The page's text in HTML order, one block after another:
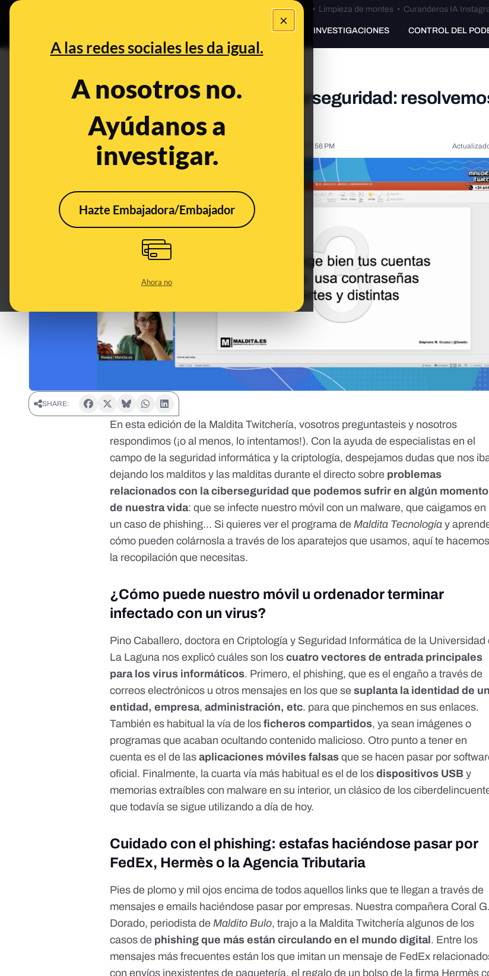
×
A las redes sociales les da igual.
A nosotros no.
Ayúdanos a
investigar.
Hazte Embajadora/Embajador
Ahora no
Bulos Ceuta • Limpieza de montes• Curanderos IA
PREBUNKING INVESTIGACIONES CONTROL DEL
Preguntas y respuestas sobre ciberseguridad:
un directo de Twitch
Jun 28, 2021, 2:57:56 PM
SHARE:
En esta edición de la Maldita Twitchería, vosotros preguntasteis y nosotros
respondimos (¡o al menos, lo intentamos!). Con la ayuda de especialistas en el
campo de la seguridad informática y la criptología, despejamos dudas que nos
dejando los malditos y las malditas durante el directo sobre problemas
relacionados con la ciberseguridad que podemos sufrir en algún momento
de nuestra vida: que se infecte nuestro móvil con un malware, que caigamos en
un caso de phishing... Si quieres ver el programa deMaldita Tecnología y
cómo pueden colárnosla a través de los aparatejos que usamos, aquí te hacemos
la recopilación que necesitas.
¿Cómo puede nuestro móvil u ordenador terminar
infectado con un virus?
Pino Caballero, doctora en Criptología y Seguridad Informática de la Universidad
La Laguna nos explicó cuáles son loscuatro vectores de entrada principales
para los virus informáticos. Primero, el phishing, que es el engaño a través de
correos electrónicos u otros mensajes en los que sesuplanta la identidad de
entidad, empresa,administración, etc. para que pinchemos en sus enlaces.
También es habitual la vía de losficheros compartidos, ya sean imágenes o
programas que acaban ocultando contenido malicioso. Otro punto a tener en
cuenta es el de lasaplicaciones móviles falsas que se hacen pasar por
oficial. Finalmente, la cuarta vía más habitual es el de losdispositivos USB y
memorias extraíbles con malware en su interior, un clásico de los
que todavía se sigue utilizando a día de hoy.
Cuidado con el phishing: estafas haciéndose pasar por
FedEx, Hermès o la Agencia Tributaria
Pies de plomo y mil ojos encima de todos aquellos links que te llegan a través de
mensajes e emails haciéndose pasar por empresas. Nuestra compañera Coral G.
Dorado, periodista deMaldito Bulo, trajo a la Maldita Twitchería algunos de los
casos de phishing que más están circulando en el mundo digital . Entre los
mensajes más frecuentes están los que imitan un mensaje de FedEx
con envíos inexistentes de paquetería, el regalo de un bolso de la firma Hermès